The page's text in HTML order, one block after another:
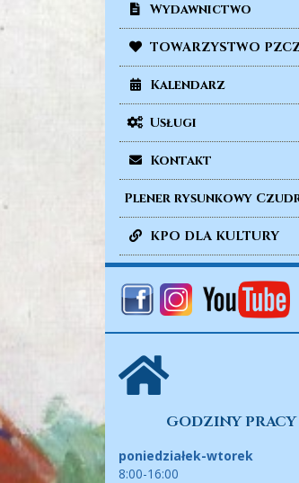
Wydawnictwo
TOWARZYSTWO
Kalendarz
Usługi
Kontakt
Plener rysunkowy
KPO DLA KULTURY
GODZINY PRACY
poniedziałek-wtorek
8:00-16:00